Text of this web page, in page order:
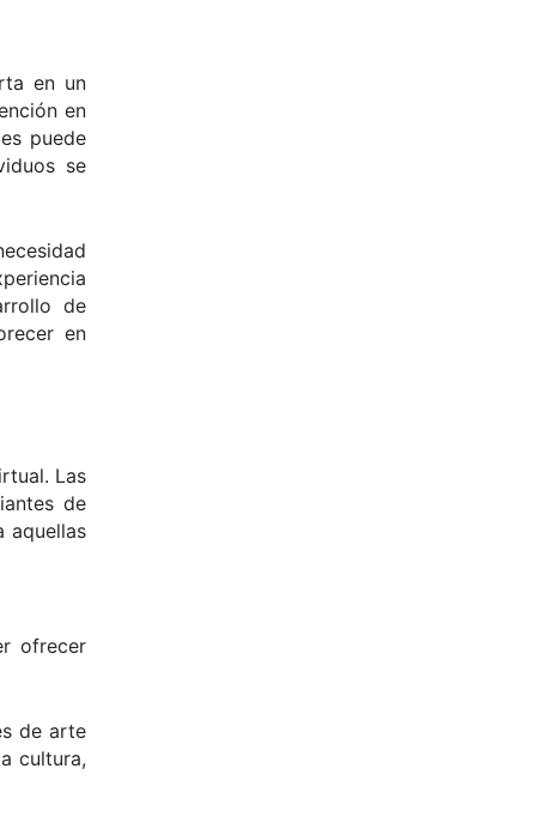
en un
en
puede
se
de
en
Las
de
aquellas
ofrecer
de arte
cultura,